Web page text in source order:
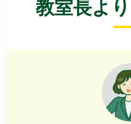
教室長よ